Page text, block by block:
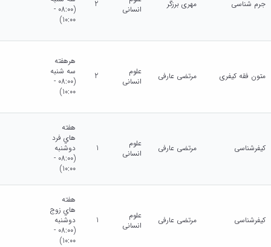
جرم شناسی مهری برزگر
انسانی
2
(08:00 -
10:00)
متون فقه کیفری مرتضی عارفی
علوم
انسانی
2
هرهفته
سه شنبه
(08:00 -
10:00)
کیفرشناسی مرتضی عارفی
علوم
انسانی
1
هفته
هاي فرد
دوشنبه
(08:00 -
10:00)
کیفرشناسی مرتضی عارفی
علوم
انسانی
1
هفته
هاي زوج
دوشنبه
(08:00 -
10:00)